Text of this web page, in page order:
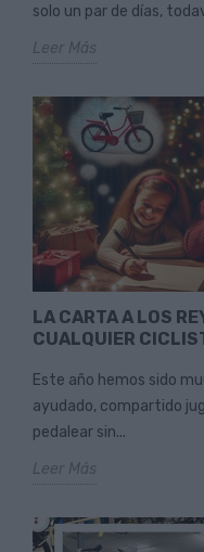
solo un par de días,
Leer Más
LA CARTA A LOS
CUALQUIER
Este año hemos sido
ayudado, compartido
pedalear sin...
Leer Más